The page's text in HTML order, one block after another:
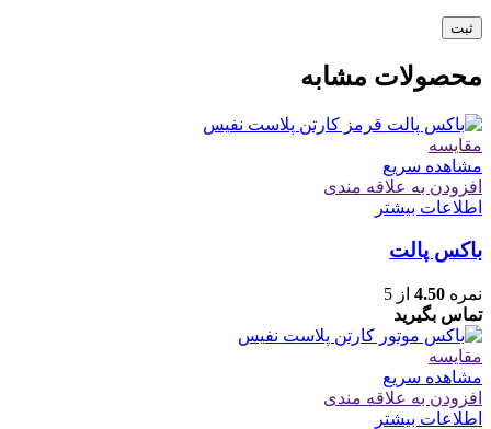
محصولات مشابه
مقایسه
مشاهده سریع
افزودن به علاقه مندی
اطلاعات بیشتر
باکس پالت
نمره 4.50 از 5
تماس بگیرید
مقایسه
مشاهده سریع
افزودن به علاقه مندی
اطلاعات بیشتر